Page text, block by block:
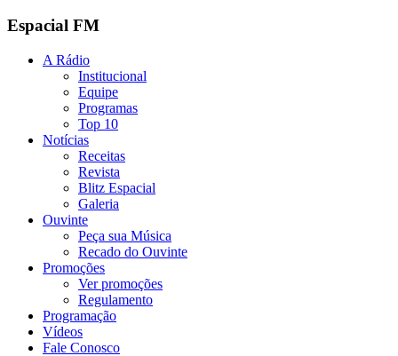
Espacial FM
A Rádio
Institucional
Equipe
Programas
Top 10
Notícias
Receitas
Revista
Blitz Espacial
Galeria
Ouvinte
Peça sua Música
Recado do Ouvinte
Promoções
Ver promoções
Regulamento
Programação
Vídeos
Fale Conosco